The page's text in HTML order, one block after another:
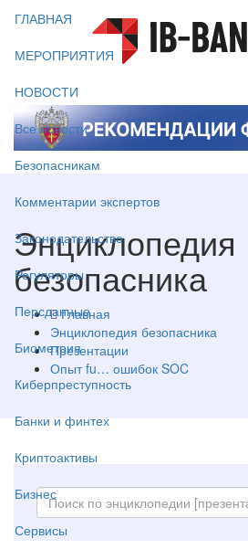
ГЛАВНАЯ
МЕРОПРИЯТИЯ
НОВОСТИ
Все новости
Безопасникам
Комментарии экспертов
Законодательство
Регуляторы
Персданные
Биометрия
Киберпреступность
Банки и финтех
Криптоактивы
Бизнес
Сервисы
Энциклопедия
безопасника
Главная
Энциклопедия безопасника
Презентации
Опыт fu… ошибок SOC